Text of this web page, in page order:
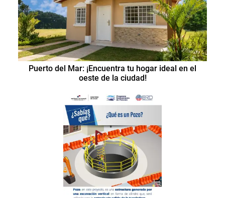
Puerto del Mar: ¡Encuentra tu hogar ideal en el
oeste de la ciudad!